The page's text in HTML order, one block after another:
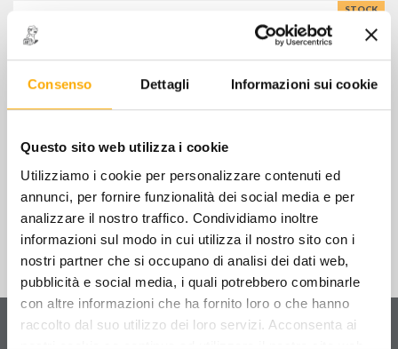
Consenso Dettagli Informazioni sui cookie
Questo sito web utilizza i cookie
Utilizziamo i cookie per personalizzare contenuti ed
annunci, per fornire funzionalità dei social media e per
analizzare il nostro traffico. Condividiamo inoltre
informazioni sul modo in cui utilizza il nostro sito con i
nostri partner che si occupano di analisi dei dati web,
pubblicità e social media, i quali potrebbero combinarle
con altre informazioni che ha fornito loro o che hanno
raccolto dal suo utilizzo dei loro servizi. Acconsenta ai
nostri cookie se continua ad utilizzare il nostro sito web.
attrezzature complementari per gommista
contrappesi per cerchi mezzi pesanti
grasso, mastice, riparazione gomme
valvole per pneumatici
altro materiale di consumo
STOCK
Conf.72 Pz GESSI BIANCHI PER
PNEUMATICI (Cartone)
€36,00+ IVA
€ 49,00+ IVA
Servizio clienti